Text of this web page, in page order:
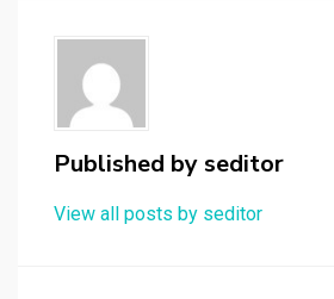
Published byseditor
View all posts by seditor